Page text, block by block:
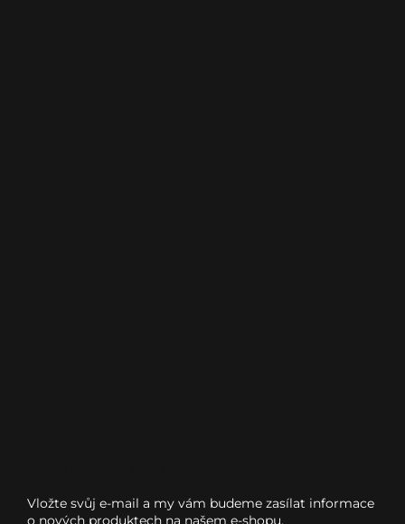
Vložte svůj e-mail a my vám budeme zasílat informace
o nových produktech na našem e-shopu.